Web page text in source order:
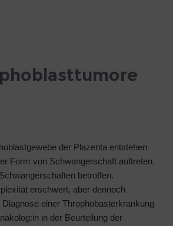
der Plazenta entstehen
Form von Schwangerschaft auftreten.
betroffen.
erschwert, aber dennoch
einer Throphobasterkrankung
in der Beurteilung der